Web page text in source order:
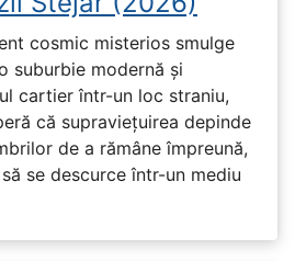
cosmic misterios smulge
suburbie modernă și
cartier într-un loc straniu,
că supraviețuirea depinde
de a rămâne împreună,
se descurce într-un mediu